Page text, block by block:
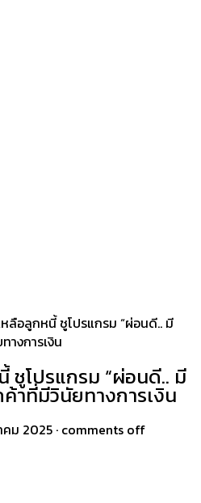
ลือลูกหนี้ ชูโปรแกรม “ผ่อนดี.. มี
างการเงิน
ชูโปรแกรม “ผ่อนดี.. มี
าที่มีวินัยทางการเงิน
คม 2025 · comments off